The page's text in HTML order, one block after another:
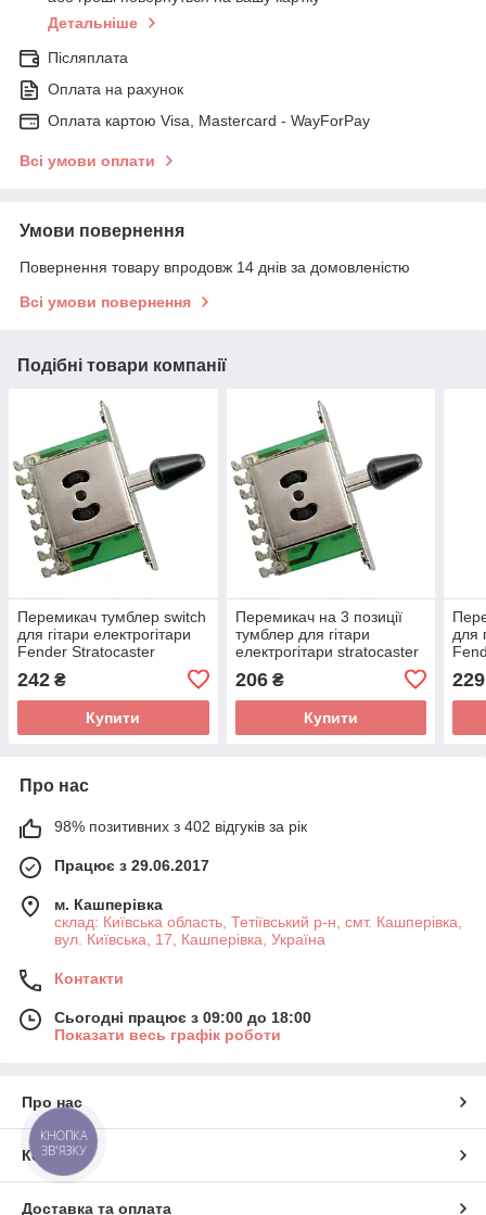
Детальніше
Післяплата
Оплата на рахунок
Оплата картою Visa, Mastercard - WayForPay
Всі умови оплати
Умови повернення
Повернення товару впродовж 14 днів за домовленістю
Всі умови повернення
Подібні товари компанії
Перемикач тумблер switch
для гітари електрогітари
Fender Stratocaster
242 ₴
Купити
Перемикач на 3 позиції
тумблер для гітари
електрогітари stratocaster
206₴
Купити
для
229
Про нас
98% позитивних з 402 відгуків за рік
Працює з 29.06.2017
м. Кашперівка
склад: Київська область, Тетіївський р-н, смт. Кашперівка,
вул. Київська, 17, Кашперівка, Україна
Контакти
Сьогодні працює з 09:00 до 18:00
Показати весь графік роботи
Про нас
Контакти
Доставка та оплата
КНОПКА
ЗВ'ЯЗКУ